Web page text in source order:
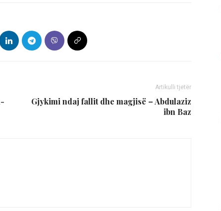
Artikulli tjetër
Gjykimi ndaj fallit dhe magjisë – Abdulaziz
ibn Baz